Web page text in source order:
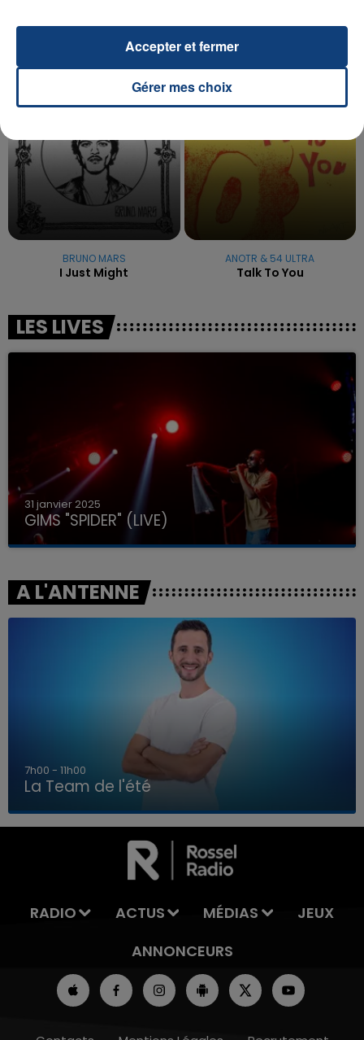
LA TEAM DE L'ÉTÉ
excuses.
TITRES DIFFUSÉS
BRUNO MARS
I Just Might
16h01
16h01
ANOTR & 54 ULTRA
Talk To You
LES LIVES
31 janvier 2025
GIMS "SPIDER" (LIVE)
A L'ANTENNE
7h00 - 11h00
La Team de l'été
RADIO ACTUS MÉDIAS
JEUX
ANNONCEURS
Gérer mes choix
Accepter et fermer